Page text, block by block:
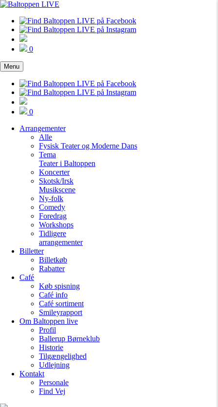
0
Menu
0
Arrangementer
Alle
Fysisk Teater og Moderne Dans
Tema
Teater i Baltoppen
Koncerter
Skotsk/Irsk
Musikscene
Ny-folk
Comedy
Foredrag
Workshops
Tidligere
arrangementer
Billetter
Billetkøb
Rabatter
Café
Køb spisning
Café info
Café sortiment
Smileyrapport
Om Baltoppen live
Profil
Ballerup Børneklub
Historie
Tilgængelighed
Udlejning
Kontakt
Personale
Find Vej